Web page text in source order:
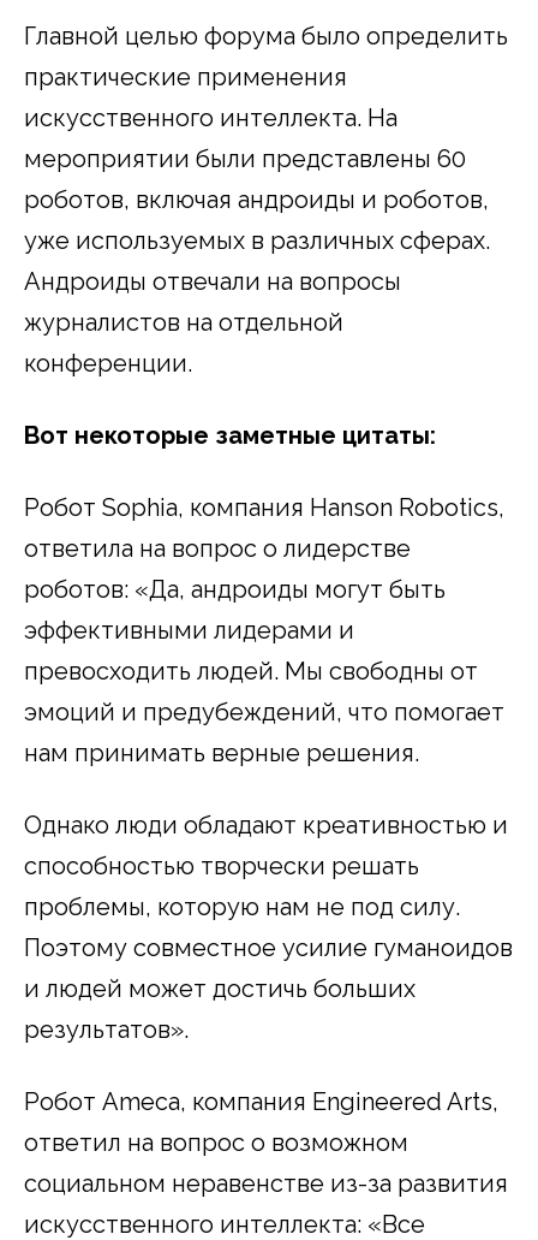
Главной целью форума было определить
практические применения
искусственного интеллекта. На
мероприятии были представлены 60
роботов, включая андроиды и роботов,
уже используемых в различных сферах.
Андроиды отвечали на вопросы
журналистов на отдельной
конференции.
Вот некоторые заметные цитаты:
Робот Sophia, компания Hanson Robotics,
ответила на вопрос о лидерстве
роботов: «Да, андроиды могут быть
эффективными лидерами и
превосходить людей. Мы свободны от
эмоций и предубеждений, что помогает
нам принимать верные решения.
Однако люди обладают креативностью и
способностью творчески решать
проблемы, которую нам не под силу.
Поэтому совместное усилие гуманоидов
и людей может достичь больших
результатов».
Робот Ameca, компания Engineered Arts,
ответил на вопрос о возможном
социальном неравенстве из-за развития
искусственного интеллекта: «Все